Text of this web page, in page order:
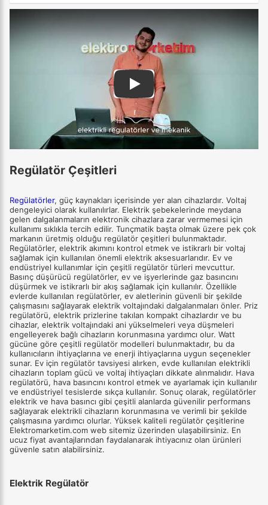
Play
Regülatör Çeşitleri
Regülatörler, güç kaynakları içerisinde yer alan cihazlardır. Voltaj
dengeleyici olarak kullanılırlar. Elektrik şebekelerinde meydana
gelen dalgalanmaların elektronik cihazlara zarar vermemesi için
kullanımı sıklıkla tercih edilir. Tunçmatik başta olmak üzere pek çok
markanın üretmiş olduğu regülatör çeşitleri bulunmaktadır.
Regülatörler, elektrik akımını kontrol etmek ve istikrarlı bir voltaj
sağlamak için kullanılan önemli elektrik aksesuarlarıdır. Ev ve
endüstriyel kullanımlar için çeşitli regülatör türleri mevcuttur.
Basınç düşürücü regülatörler, ev ve işyerlerinde gaz basıncını
düşürmek ve istikrarlı bir akış sağlamak için kullanılır. Özellikle
evlerde kullanılan regülatörler, ev aletlerinin güvenli bir şekilde
çalışmasını sağlayarak elektrik voltajındaki dalgalanmaları önler. Priz
regülatörü, elektrik prizlerine takılan kompakt cihazlardır ve bu
cihazlar, elektrik voltajındaki ani yükselmeleri veya düşmeleri
engelleyerek bağlı cihazların korunmasına yardımcı olur. Watt
gücüne göre çeşitli regülatör modelleri bulunmaktadır, bu da
kullanıcıların ihtiyaçlarına ve enerji ihtiyaçlarına uygun seçenekler
sunar. Ev için regülatör tavsiyesi alırken, evde kullanılan elektrikli
cihazların toplam gücü ve voltaj ihtiyaçları dikkate alınmalıdır. Hava
regülatörü, hava basıncını kontrol etmek ve ayarlamak için kullanılır
ve endüstriyel tesislerde sıkça kullanılır. Sonuç olarak, regülatörler
elektrik ve hava basıncı gibi çeşitli alanlarda güvenilir performans
sağlayarak elektrikli cihazların korunmasına ve verimli bir şekilde
çalışmasına yardımcı olurlar. Yüksek kaliteli regülatör çeşitlerine
Elektromarketim.com web sitemiz üzerinden ulaşabilirsiniz. En
ucuz fiyat avantajlarından faydalanarak ihtiyacınız olan ürünleri
güvenle satın alabilirsiniz.
Elektrik Regülatör